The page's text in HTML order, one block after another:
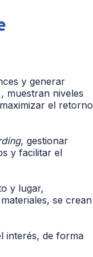
y generar
muestran niveles
el retorno
, gestionar
y facilitar el
y lugar,
se crean
interés, de forma